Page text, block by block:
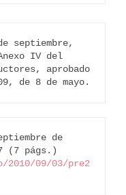
septiembre,
IV del
aprobado
de 8 de mayo.
de
09/03/pre2